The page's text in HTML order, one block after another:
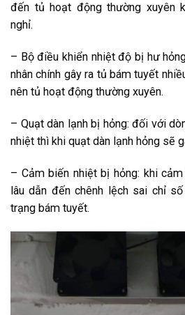
đến tủ hoạt động thường xuyên
nghỉ.
– Bộ điều khiển nhiệt độ bị hư
nhân chính gây ra tủ bám tuyết
nên tủ hoạt động thường xuyên.
– Quạt dàn lạnh bị hỏng: đối với
nhiệt thì khi quạt dàn lạnh hỏng sẽ
– Cảm biến nhiệt bị hỏng: khi
lâu dẫn đến chênh lệch sai chỉ
trạng bám tuyết.